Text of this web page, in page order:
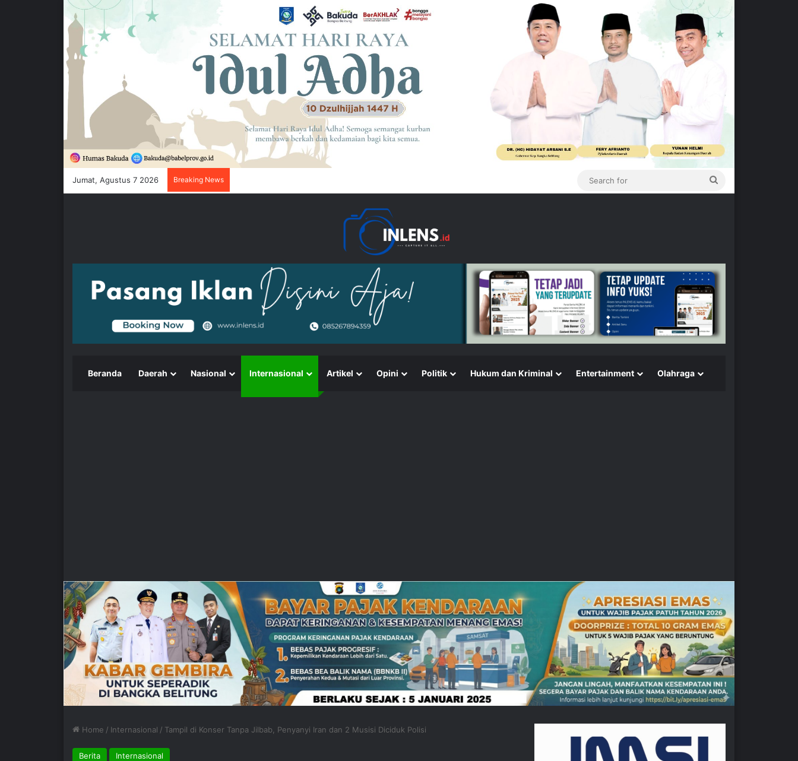
Jumat, Agustus 7 2026 Breaking News
Beranda Daerah Nasional Internasional Artikel Opini Politik Hukum dan Kriminal Entertainment Olahraga
Home / Internasional / Tampil di Konser Tanpa Jilbab, Penyanyi Iran dan 2 Musisi Diciduk Polisi
Berita Internasional